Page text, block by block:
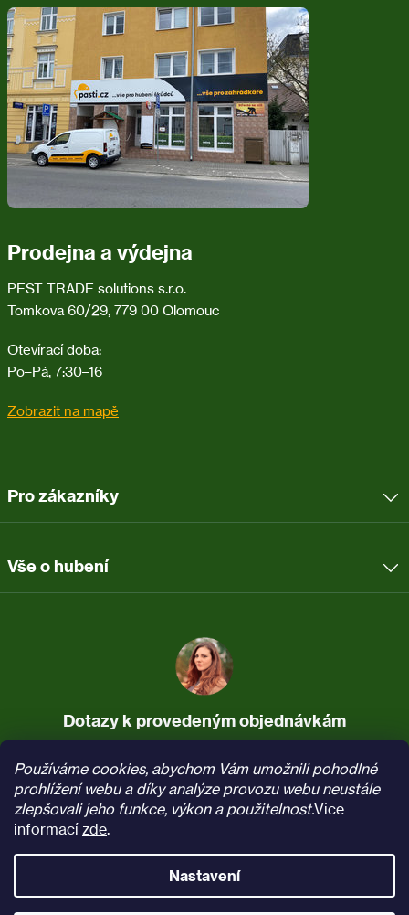
Používáme cookies, abychom Vám umožnili pohodlné
prohlížení webu a díky analýze provozu webu neustále
zlepšovali jeho funkce, výkon a použitelnost.Více
informací zde.
Nastavení
p
a
Prodejna a výdejna
PEST TRADE solutions s.r.o.
Tomkova 60/29, 779 00 Olomouc
Otevírací doba:
Po–Pá, 7:30–16
Zobrazit na mapě
Pro zákazníky
Vše o hubení
Dotazy k provedeným objednávkám
737 037 340
(Po–Pá, 7:30–16)
info@pasti.cz
Sledujte nás naFacebooku